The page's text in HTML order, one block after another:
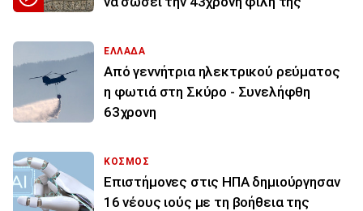
ΕΛΛΑΔΑ
Από γεννήτρια ηλεκτρικού ρεύματος
η φωτιά στη Σκύρο - Συνελήφθη
63χρονη
ΚΟΣΜΟΣ
Επιστήμονες στις ΗΠΑ δημιούργησαν
16 νέους ιούς με τη βοήθεια της